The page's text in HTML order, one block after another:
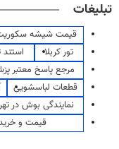
تبلیغات
قیمت شیشه
تور کربلا
مرجع پاسخ معتبر
قطعات لباسشویی
نمایندگی بوش در
قیمت و